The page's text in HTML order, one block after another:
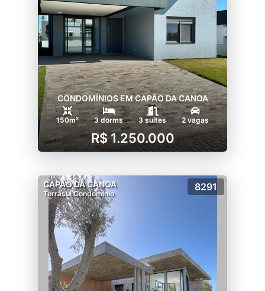
CONDOMÍNIOS EM CAPÃO DA CANOA
150m² 3 dorms 3 suítes 2 vagas
R$ 1.250.000
CAPÃO DA CANOA
Terrasul Condomínio
8291